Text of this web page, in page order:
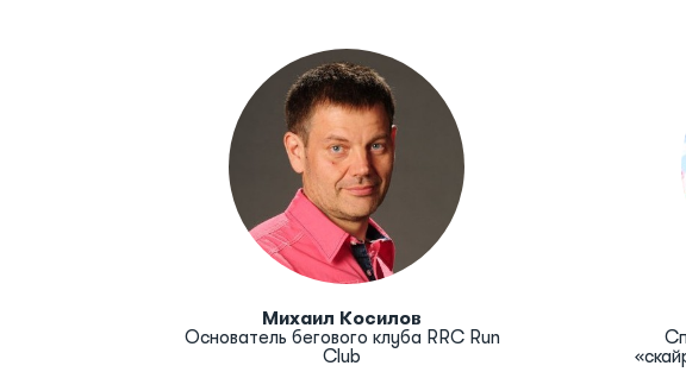
Михаил Косилов
Основатель бегового клуба RRC Run
Club